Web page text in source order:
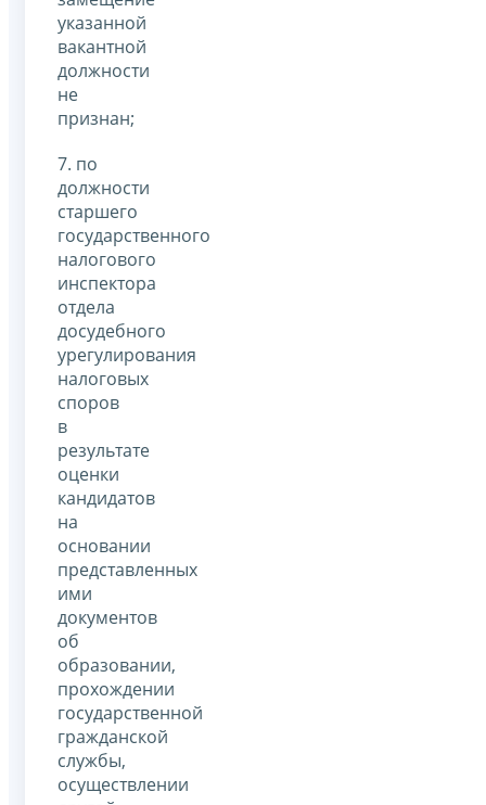
указанной
вакантной
должности
не
признан;
7. по
должности
старшего
государственного
налогового
инспектора
отдела
досудебного
урегулирования
налоговых
споров
в
результате
оценки
кандидатов
на
основании
представленных
ими
документов
об
образовании,
прохождении
государственной
гражданской
службы,
осуществлении